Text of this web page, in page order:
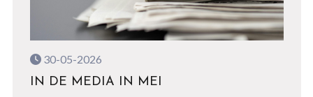
30-05-2026
IN DE MEDIA IN MEI